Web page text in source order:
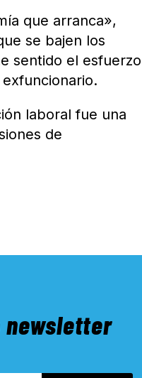
que arranca»,
se bajen los
sentido el esfuerzo
laboral fue una
de